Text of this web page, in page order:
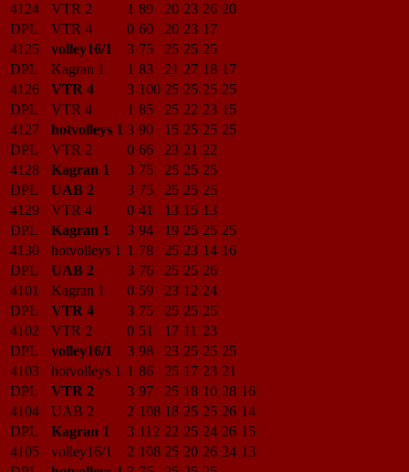
4124
VTR 2 1 89 20 23 26 20
DPL
VTR 4 0 60 20 23 17
4125
volley16/1 3 75 25 25 25
DPL
Kagran 1 1 83 21 27 18 17
4126
VTR 4 3 100 25 25 25 25
DPL
VTR 4 1 85 25 22 23 15
4127
hotvolleys 1 3 90 15 25 25 25
DPL
VTR 2 0 66 23 21 22
4128
Kagran 1 3 75 25 25 25
DPL
UAB 2 3 75 25 25 25
4129
VTR 4 0 41 13 15 13
DPL
Kagran 1 3 94 19 25 25 25
4130
hotvolleys 1 1 78 25 23 14 16
DPL
UAB 2 3 76 25 25 26
4101
Kagran 1 0 59 23 12 24
DPL
VTR 4 3 75 25 25 25
4102
VTR 2 0 51 17 11 23
DPL
volley16/1 3 98 23 25 25 25
4103
hotvolleys 1 1 86 25 17 23 21
DPL
VTR 2 3 97 25 18 10 28 16
4104
UAB 2 2 108 18 25 25 26 14
DPL
Kagran 1 3 112 22 25 24 26 15
4105
volley16/1 2 108 25 20 26 24 13